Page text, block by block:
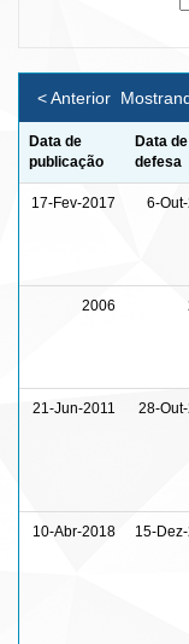
< Anterior
Data de
publicação
Data de
defesa
17-Fev-2017 6-
2006
21-Jun-2011 28-
10-Abr-2018 15-